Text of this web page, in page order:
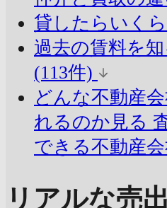
貸したらいくら
過去の賃料を知
(113件)
どんな不動産
れるのか見る
できる不動産
リアルな売